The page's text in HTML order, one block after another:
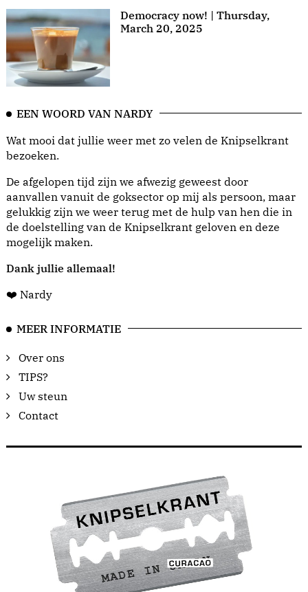
Democracy now! | Thursday,
March 20, 2025
EEN WOORD VAN NARDY
Wat mooi dat jullie weer met zo velen de Knipselkrant
bezoeken.
De afgelopen tijd zijn we afwezig geweest door
aanvallen vanuit de goksector op mij als persoon, maar
gelukkig zijn we weer terug met de hulp van hen die in
de doelstelling van de Knipselkrant geloven en deze
mogelijk maken.
Dank jullie allemaal!
❤️ Nardy
MEER INFORMATIE
Over ons
TIPS?
Uw steun
Contact